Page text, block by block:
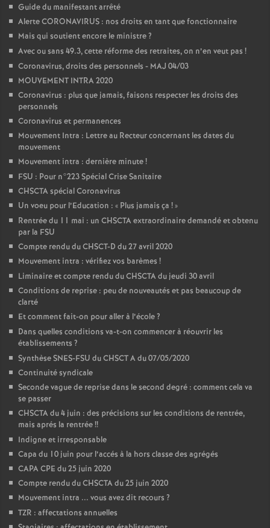
Guide du manifestant arrêté
Alerte CORONAVIRUS : nos droits en tant que fonctionnaire
Mais qui soutient encore le ministre?
Avec ou sans 49.3, cette réforme des retraites, on n’en veut pas !
Coronavirus, droits des personnels - MAJ 04/03
MOUVEMENT INTRA 2020
Coronavirus : plus que jamais, faisons respecter les droits des
personnels
Coronavirus et permanences
Mouvement Intra : Lettre au Recteur concernant les dates du
mouvement
Mouvement intra : dernière minute!
FSU : Pour n°223 Spécial Crise Sanitaire
CHSCTA spécial Coronavirus
Un voeu pour l’Education : « Plus jamais ça !»
Rentrée du 11 mai : un CHSCTA extraordinaire demandé et obtenu
par la FSU
Compte rendu du CHSCT-D du 27 avril 2020
Mouvement intra : vérifiez vos barèmes !
Liminaire et compte rendu du CHSCTA du jeudi 30 avril
Conditions de reprise : peu de nouveautés et pas beaucoup de
clarté
Et comment fait-on pour aller à l’école?
Dans quelles conditions va-t-on commencer à réouvrir les
établissements ?
Synthèse SNES-FSU du CHSCT A du 07/05/2020
Continuité syndicale
Seconde vague de reprise dans le second degré : comment cela va
se passer
CHSCTA du 4 juin : des précisions sur les conditions de rentrée,
mais aprés la rentrée!!
Indigne et irresponsable
Capa du 10 juin pour l’accés à la hors classe des agrégés
CAPA CPE du 25 juin 2020
Compte rendu du CHSCTA du 25 juin 2020
Mouvement intra ... vous avez dit recours ?
TZR : affectations annuelles